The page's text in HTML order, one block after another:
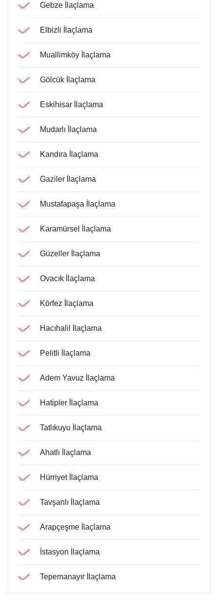
Gebze İlaçlama
Elbizli İlaçlama
Muallimköy İlaçlama
Gölcük İlaçlama
Eskihisar İlaçlama
Mudarlı İlaçlama
Kandıra İlaçlama
Gaziler İlaçlama
Mustafapaşa İlaçlama
Karamürsel İlaçlama
Güzeller İlaçlama
Ovacık İlaçlama
Körfez İlaçlama
Hacıhalil İlaçlama
Pelitli İlaçlama
Adem Yavuz İlaçlama
Hatipler İlaçlama
Tatlıkuyu İlaçlama
Ahatlı İlaçlama
Hürriyet İlaçlama
Tavşanlı İlaçlama
Arapçeşme İlaçlama
İstasyon İlaçlama
Tepemanayır İlaçlama